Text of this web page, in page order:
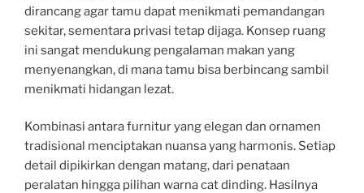
dirancang agar tamu dapat menikmati pemandangan
sekitar, sementara privasi tetap dijaga. Konsep ruang
ini sangat mendukung pengalaman makan yang
menyenangkan, di mana tamu bisa berbincang sambil
menikmati hidangan lezat.
Kombinasi antara furnitur yang elegan dan ornamen
tradisional menciptakan nuansa yang harmonis. Setiap
detail dipikirkan dengan matang, dari penataan
peralatan hingga pilihan warna cat dinding. Hasilnya